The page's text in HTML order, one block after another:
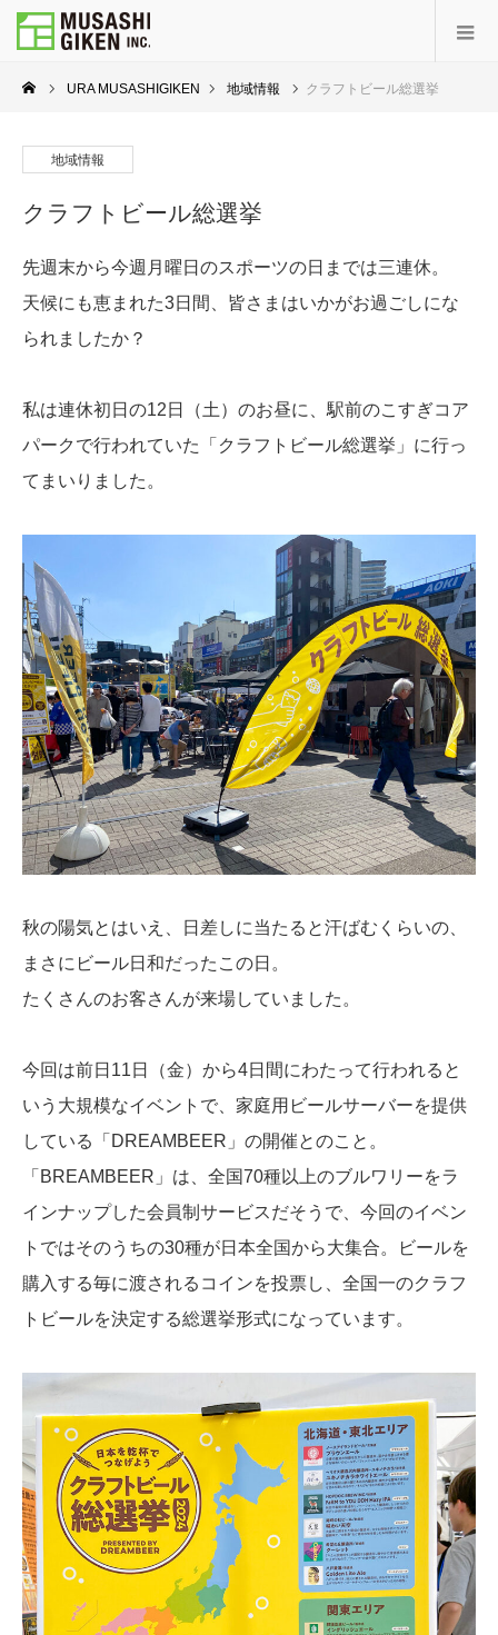
URA MUSASHIGIKEN 地域情報 クラフトビール総選挙
地域情報
クラフトビール総選挙
先週末から今週月曜日のスポーツの日までは三連休。
天候にも恵まれた3日間、皆さまはいかがお過ごしにな
られましたか？
私は連休初日の12日（土）のお昼に、駅前のこすぎコア
パークで行われていた「クラフトビール総選挙」に行っ
てまいりました。
秋の陽気とはいえ、日差しに当たると汗ばむくらいの、
まさにビール日和だったこの日。
たくさんのお客さんが来場していました。
今回は前日11日（金）から4日間にわたって行われると
いう大規模なイベントで、家庭用ビールサーバーを提供
している「DREAMBEER」の開催とのこと。
「BREAMBEER」は、全国70種以上のブルワリーをラ
インナップした会員制サービスだそうで、今回のイベン
トではそのうちの30種が日本全国から大集合。ビールを
購入する毎に渡されるコインを投票し、全国一のクラフ
トビールを決定する総選挙形式になっています。